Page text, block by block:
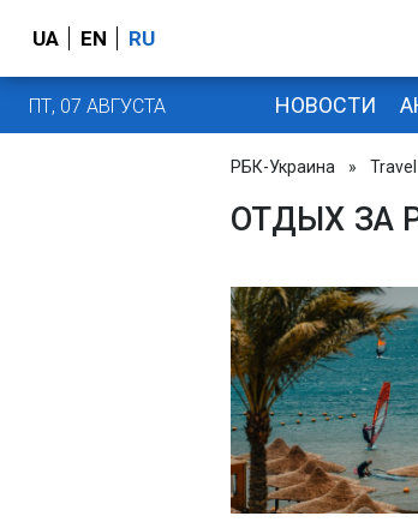
UA EN RU
ПТ, 07 АВГУСТА НОВОСТИ
РБК-Украина » Travel
ОТДЫХ ЗА